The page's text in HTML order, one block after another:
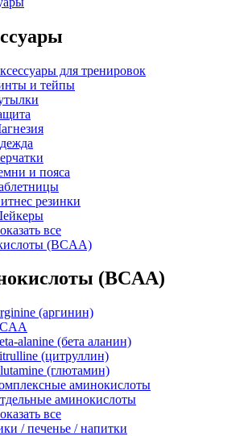
для тренировок
и тейпы
и пояса
резинки
все
(BCAA)
(BCAA)
(аргинин)
alanine (бета аланин)
(цитруллин)
(глютамин)
аминокислоты
аминокислоты
все
/ печенье / напитки